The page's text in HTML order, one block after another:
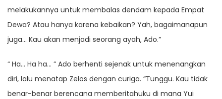
melakukannya untuk membalas dendam kepada Empat
Dewa? Atau hanya karena kebaikan? Yah, bagaimanapun
juga… Kau akan menjadi seorang ayah, Ado.”
“ Ha… Ha ha… ” Ado berhenti sejenak untuk menenangkan
diri, lalu menatap Zelos dengan curiga. “Tunggu. Kau tidak
benar-benar berencana memberitahuku di mana Yui